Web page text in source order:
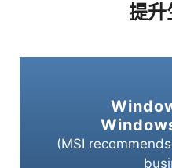
提升
(MSI